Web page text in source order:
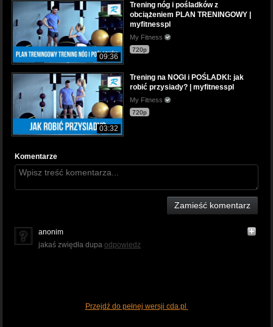
09:36
Trening nóg i pośladków z
obciążeniem PLAN TRENINGOWY |
myfitnesspl
My Fitness
720p
03:32
Trening na NOGI i POŚLADKI: jak
robić przysiady? | myfitnesspl
My Fitness
720p
Komentarze
Zamieść komentarz
anonim
jakaś zwiędła dupa odpowiedz
Przejdź do pełnej wersji cda.pl